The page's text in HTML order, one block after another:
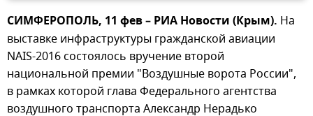
СИМФЕРОПОЛЬ, 11 фев – РИА Новости (Крым). На
выставке инфраструктуры гражданской авиации
NAIS-2016 состоялось вручение второй
национальной премии "Воздушные ворота России",
в рамках которой глава Федерального агентства
воздушного транспорта Александр Нерадько